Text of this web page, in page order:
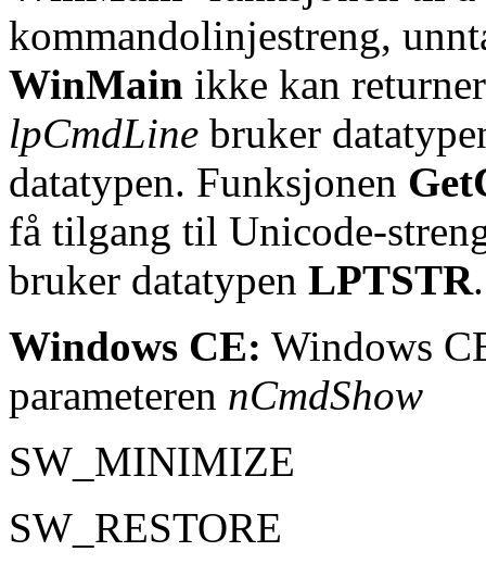
kommandolinjestreng,
WinMain ikke kan
lpCmdLine bruker
datatypen. Funksjonen
få tilgang til Unicode-
bruker datatypen LPTSTR.
Windows CE: Windows
parameteren nCmdShow
SW_MINIMIZE
SW_RESTORE